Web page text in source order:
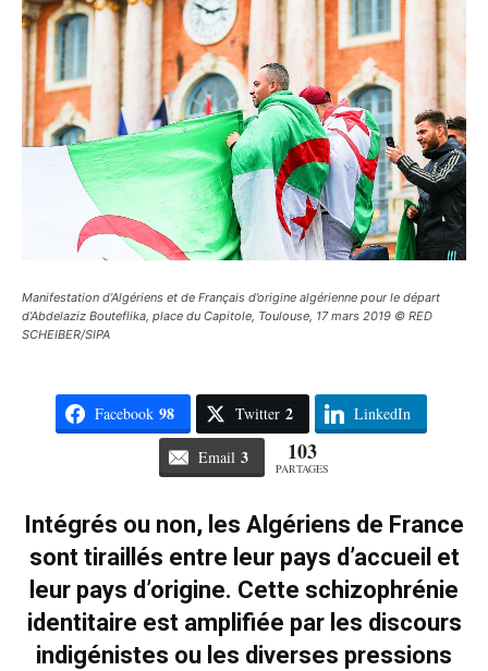
Manifestation d’Algériens et de Français d’origine algérienne pour le départ
d’Abdelaziz Bouteflika, place du Capitole, Toulouse, 17 mars 2019 © RED
SCHEIBER/SIPA
Facebook 98 Twitter 2 LinkedIn
Email 3 103
PARTAGES
Intégrés ou non, les Algériens de France
sont tiraillés entre leur pays d’accueil et
leur pays d’origine. Cette schizophrénie
identitaire est amplifiée par les discours
indigénistes ou les diverses pressions